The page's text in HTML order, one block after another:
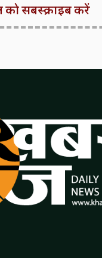
सबस्क्राइब करें